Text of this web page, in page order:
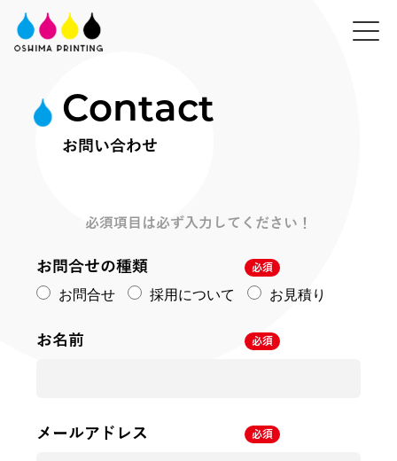
Contact
お問い合わせ
必須項目は必ず入力してください！
お問合せの種類 必須
お問合せ 採用について お見積り
お名前 必須
メールアドレス 必須